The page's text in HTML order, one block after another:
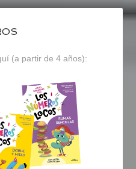
(a partir de 4 años):